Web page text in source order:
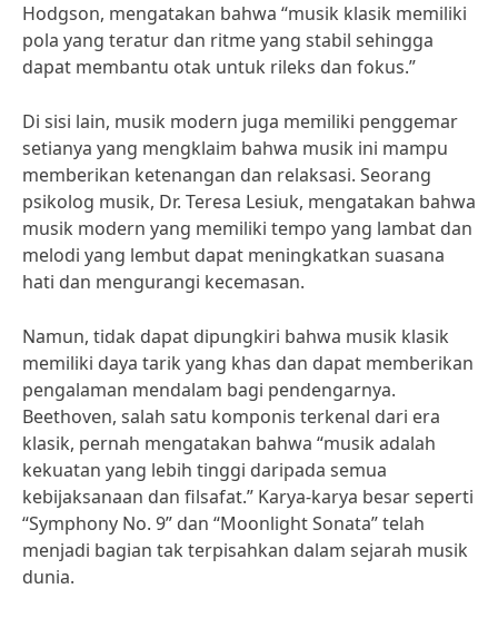
Hodgson, mengatakan bahwa “musik klasik memiliki
pola yang teratur dan ritme yang stabil sehingga
dapat membantu otak untuk rileks dan fokus.”
Di sisi lain, musik modern juga memiliki penggemar
setianya yang mengklaim bahwa musik ini mampu
memberikan ketenangan dan relaksasi. Seorang
psikolog musik, Dr. Teresa Lesiuk, mengatakan bahwa
musik modern yang memiliki tempo yang lambat dan
melodi yang lembut dapat meningkatkan suasana
hati dan mengurangi kecemasan.
Namun, tidak dapat dipungkiri bahwa musik klasik
memiliki daya tarik yang khas dan dapat memberikan
pengalaman mendalam bagi pendengarnya.
Beethoven, salah satu komponis terkenal dari era
klasik, pernah mengatakan bahwa “musik adalah
kekuatan yang lebih tinggi daripada semua
kebijaksanaan dan filsafat.” Karya-karya besar seperti
“Symphony No. 9” dan “Moonlight Sonata” telah
menjadi bagian tak terpisahkan dalam sejarah musik
dunia.